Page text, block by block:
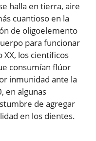
halla en tierra, aire
cuantioso en la
de oligoelemento
para funcionar
XX, los científicos
consumían flúor
inmunidad ante la
en algunas
de agregar
en los dientes.